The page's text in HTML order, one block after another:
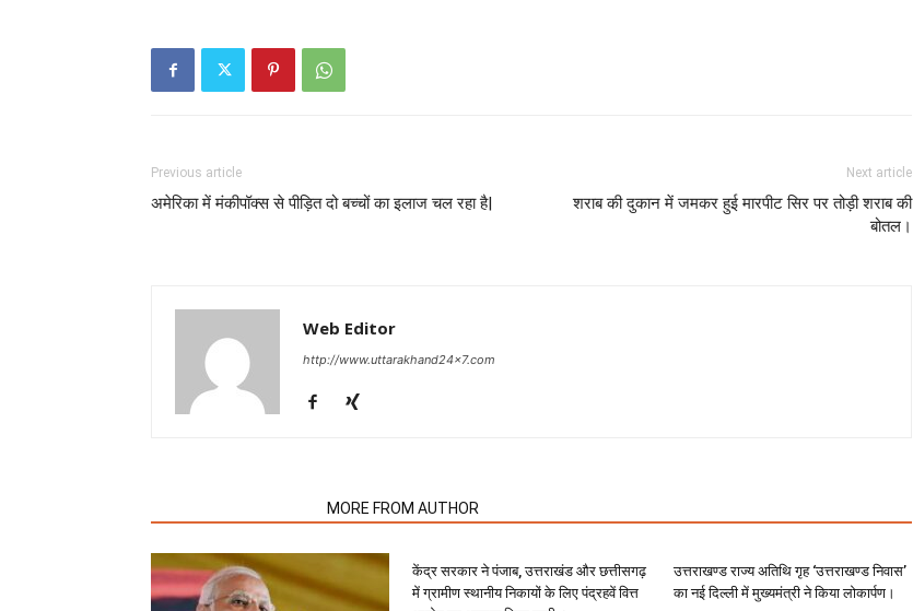
Previous article
अमेरिका में मंकीपॉक्स से पीड़ित दो बच्चों का इलाज चल रहा है|
Next article
शराब की दुकान में जमकर हुई मारपीट सिर पर तोड़ी शराब की
बोतल।
Web Editor
http://www.uttarakhand24x7.com
MORE FROM AUTHOR
केंद्र सरकार ने पंजाब, उत्तराखंड और छत्तीसगढ़
में ग्रामीण स्थानीय निकायों के लिए पंद्रहवें वित्त
उत्तराखण्ड राज्य अतिथि गृह ‘उत्तराखण्ड निवास’
का नई दिल्ली में मुख्यमंत्री ने किया लोकार्पण।